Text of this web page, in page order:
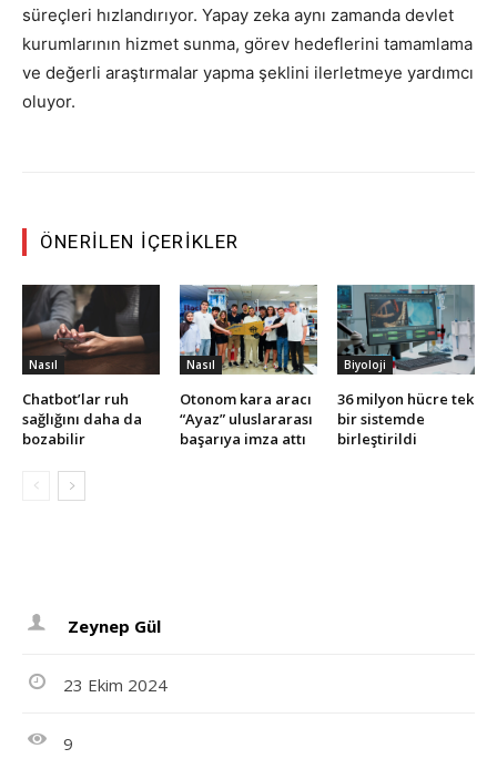
süreçleri hızlandırıyor. Yapay zeka aynı zamanda devlet
kurumlarının hizmet sunma, görev hedeflerini tamamlama
ve değerli araştırmalar yapma şeklini ilerletmeye yardımcı
oluyor.
ÖNERILEN İÇERIKLER
Nasıl
Chatbot’lar ruh
sağlığını daha da
bozabilir
Nasıl
Otonom kara aracı
“Ayaz” uluslararası
başarıya imza attı
Biyoloji
36 milyon hücre tek
bir sistemde
birleştirildi
Zeynep Gül
23 Ekim 2024
9